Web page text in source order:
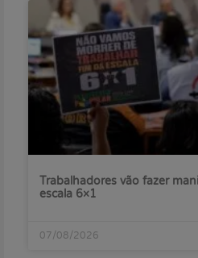
Trabalhadores vão fazer
escala 6×1
07/08/2026